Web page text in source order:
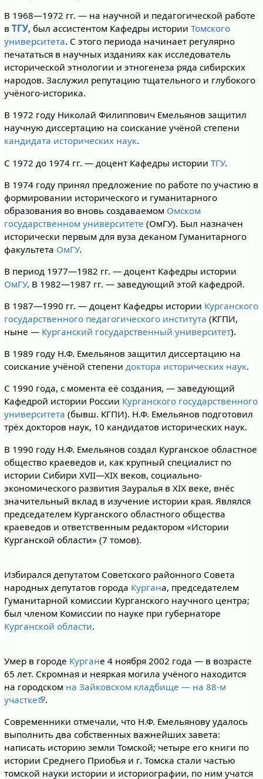
В 1968—1972 гг. — на научной и педагогической работе
в ТГУ, был ассистентом Кафедры истории Томского
университета. С этого периода начинает регулярно
печататься в научных изданиях как исследователь
исторической этнологии и этногенеза ряда сибирских
народов. Заслужил репутацию тщательного и глубокого
учёного-историка.
В 1972 году Николай Филиппович Емельянов защитил
научную диссертацию на соискание учёной степени
кандидата исторических наук.
С 1972 до 1974 гг. — доцент Кафедры истории ТГУ.
В 1974 году принял предложение по работе по участию в
формировании исторического и гуманитарного
образования во вновь создаваемом Омском
государственном университете (ОмГУ). Был назначен
исторически первым для вуза деканом Гуманитарного
факультета ОмГУ.
В период 1977—1982 гг. — доцент Кафедры истории
ОмГУ. В 1982—1987 гг. — заведующий этой кафедрой.
В 1987—1990 гг. — доцент Кафедры истории Курганского
государственного педагогического института (КГПИ,
ныне — Курганский государственный университет).
В 1989 году Н.Ф. Емельянов защитил диссертацию на
соискание учёной степени доктора исторических наук.
С 1990 года, с момента её создания, — заведующий
Кафедрой истории России Курганского государственного
университета (бывш. КГПИ). Н.Ф. Емельянов подготовил
трёх докторов наук, 10 кандидатов исторических наук.
В 1990 году Н.Ф. Емельянов создал Курганское областное
общество краеведов и, как крупный специалист по
истории Сибири XVII—XIX веков, социально-
экономического развития Зауралья в XIX веке, внёс
значительный вклад в изучение истории края. Являлся
председателем Курганского областного общества
краеведов и ответственным редактором «Истории
Курганской области» (7 томов).
Избирался депутатом Советского районного Совета
народных депутатов города Кургана, председателем
Гуманитарной комиссии Курганского научного центра;
был членом Комиссии по науке при губернаторе
Курганской области.
Умер в городе Кургане 4 ноября 2002 года — в возрасте
65 лет. Скромная и неяркая могила учёного находится
на городском на Зайковском кладбище — на 88-м
участке
.
Современники отмечали, что Н.Ф. Емельянову удалось
выполнить два собственных важнейших завета:
написать историю земли Томской; четыре его книги по
истории Среднего Приобья и г. Томска стали частью
томской науки истории и историографии, по ним учатся